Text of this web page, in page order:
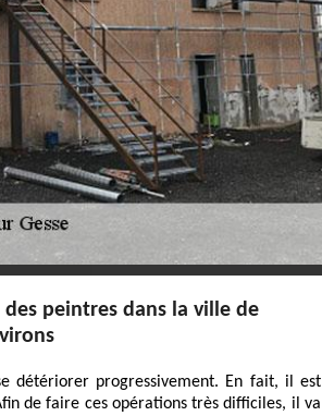
peintres dans la ville de
détériorer progressivement. En fait, il est
de faire ces opérations très difficiles, il va